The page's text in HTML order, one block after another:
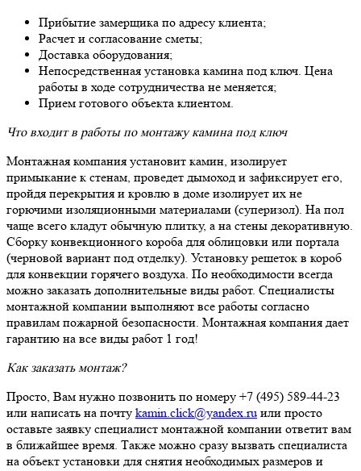
Прибытие замерщика по адресу клиента;
Расчет и согласование сметы;
Доставка оборудования;
Непосредственная установка камина под ключ. Цена
работы в ходе сотрудничества не меняется;
Прием готового объекта клиентом.
Что входит в работы по монтажу камина под ключ
Монтажная компания установит камин, изолирует
примыкание к стенам, проведет дымоход и зафиксирует его,
пройдя перекрытия и кровлю в доме изолирует их не
горючими изоляционными материалами (суперизол). На пол
чаще всего кладут обычную плитку, а на стены декоративную.
Сборку конвекционного короба для облицовки или портала
(черновой вариант под отделку). Установку решеток в короб
для конвекции горячего воздуха. По необходимости всегда
можно заказать дополнительные виды работ. Специалисты
монтажной компании выполняют все работы согласно
правилам пожарной безопасности. Монтажная компания дает
гарантию на все виды работ 1 год!
Как заказать монтаж?
Просто, Вам нужно позвонить по номеру +7 (495) 589-44-23
или написать на почту kamin.click@yandex.ru или просто
оставьте заявку специалист монтажной компании ответит вам
в ближайшее время. Также можно сразу вызвать специалиста
на объект установки для снятия необходимых размеров и